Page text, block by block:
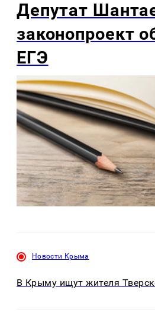
Депутат
законопроект
ЕГЭ
Новости Крыма
В Крыму ищут жителя